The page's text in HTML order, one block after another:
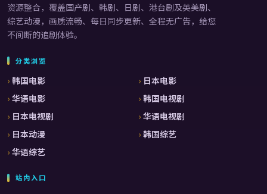
资源整合，覆盖国产剧、韩剧、日剧、港台剧及英美剧、
综艺动漫，画质流畅、每日同步更新、全程无广告，给您
不间断的追剧体验。
分类浏览
韩国电影
日本电影
华语电影
韩国电视剧
日本电视剧
华语电视剧
日本动漫
韩国综艺
华语综艺
站内入口